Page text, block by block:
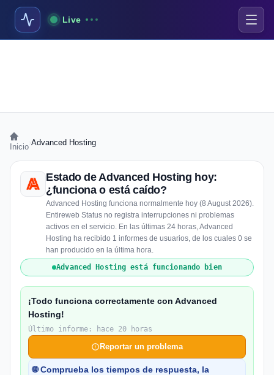
Live
Inicio Advanced Hosting
Estado de Advanced Hosting hoy:
¿funciona o está caído?
Advanced Hosting funciona normalmente hoy (8 August 2026).
Entireweb Status no registra interrupciones ni problemas
activos en el servicio. En las últimas 24 horas, Advanced
Hosting ha recibido 1 informes de usuarios, de los cuales 0 se
han producido en la última hora.
Advanced Hosting está funcionando bien
¡Todo funciona correctamente con Advanced
Hosting!
Último informe: hace 20 horas
Reportar un problema
🌐 Comprueba los tiempos de respuesta, la